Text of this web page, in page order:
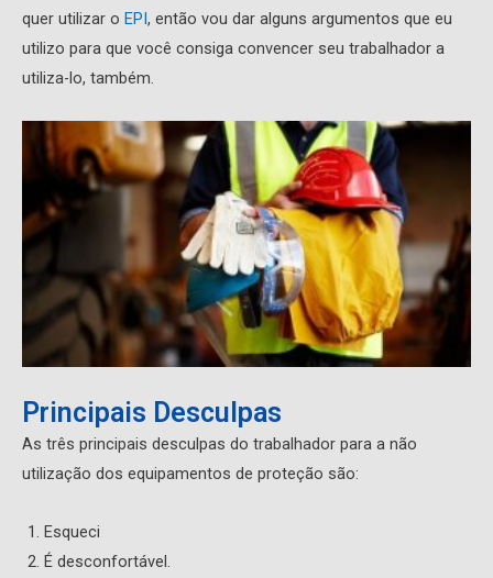
quer utilizar o EPI, então vou dar alguns argumentos que eu
utilizo para que você consiga convencer seu trabalhador a
utiliza-lo, também.
Principais Desculpas
As três principais desculpas do trabalhador para a não
utilização dos equipamentos de proteção são:
Esqueci
É desconfortável.